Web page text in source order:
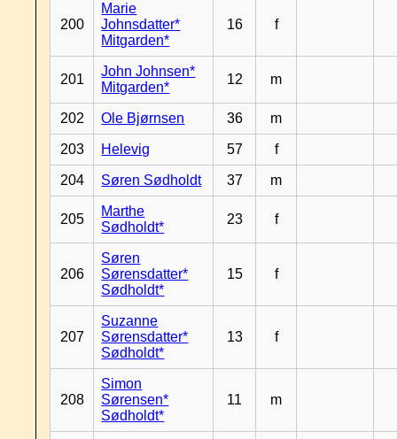
200
Marie
Johnsdatter*
Mitgarden*
16 f
201
John Johnsen*
Mitgarden*
12 m
202 Ole Bjørnsen 36 m
203 Helevig 57 f
204 Søren Sødholdt 37 m
205
Marthe
Sødholdt*
23 f
206
Søren
Sørensdatter*
Sødholdt*
15 f
207
Suzanne
Sørensdatter*
Sødholdt*
13 f
208
Simon
Sørensen*
Sødholdt*
11 m